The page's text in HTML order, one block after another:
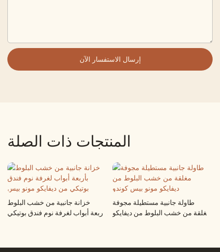
إرسال الاستفسار الآن
المنتجات ذات الصلة
خزانة جانبية من خشب البلوط
بأربعة أبواب لغرفة نوم فندق بوتيكي
طاولة جانبية مستطيلة مجوفة
مغلقة من خشب البلوط من ديفايكو